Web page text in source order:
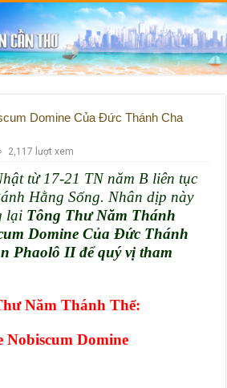
Domine Của Đức Thánh Cha
2,117 lượt xem
từ 17-21 TN năm B liên tục
Hằng Sống. Nhân dịp này
lại Tông Thư Năm Thánh
Domine Của Đức Thánh
Phaolô II để quý vị tham
Năm Thánh Thể:
Nobiscum Domine